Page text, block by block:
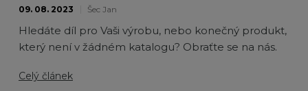
Šec Jan
09. 08. 2023
Hledáte díl pro Vaši výrobu, nebo konečný produkt,
který není v žádném katalogu? Obraťte se na nás.
Celý článek